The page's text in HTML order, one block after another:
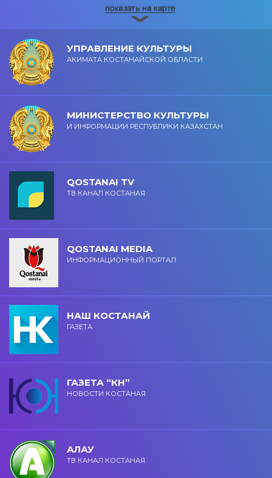
УПРАВЛЕНИЕ КУЛЬТУРЫ
АКИМАТА КОСТАНАЙСКОЙ ОБЛАСТИ
МИНИСТЕРСТВО КУЛЬТУРЫ
И ИНФОРМАЦИИ РЕСПУБЛИКИ КАЗАХСТАН
QOSTANAI TV
ТВ КАНАЛ КОСТАНАЯ
QOSTANAI MEDIA
ИНФОРМАЦИОННЫЙ ПОРТАЛ
НАШ КОСТАНАЙ
ГАЗЕТА
ГАЗЕТА “КН”
НОВОСТИ КОСТАНАЯ
АЛАУ
ТВ КАНАЛ КОСТАНАЯ